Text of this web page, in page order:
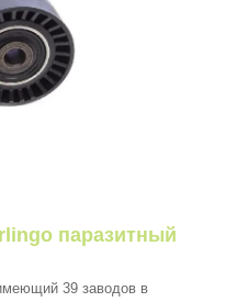
паразитный
39 заводов в